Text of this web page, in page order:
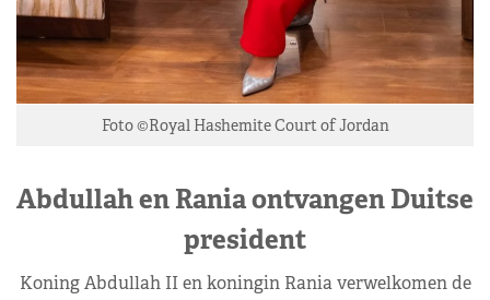
Foto ©Royal Hashemite Court of Jordan
Abdullah en Rania ontvangen Duitse
president
Koning Abdullah II en koningin Rania verwelkomen de